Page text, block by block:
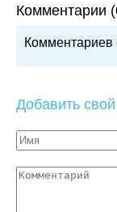
Комментарии
Комментариев
Добавить